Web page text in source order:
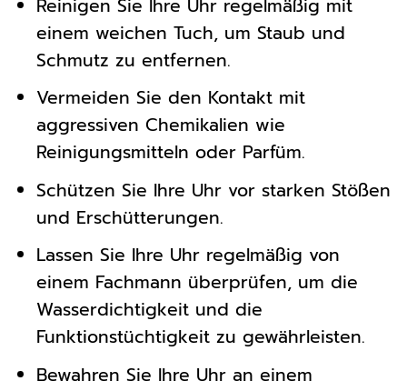
Reinigen Sie Ihre Uhr regelmäßig mit
einem weichen Tuch, um Staub und
Schmutz zu entfernen.
Vermeiden Sie den Kontakt mit
aggressiven Chemikalien wie
Reinigungsmitteln oder Parfüm.
Schützen Sie Ihre Uhr vor starken Stößen
und Erschütterungen.
Lassen Sie Ihre Uhr regelmäßig von
einem Fachmann überprüfen, um die
Wasserdichtigkeit und die
Funktionstüchtigkeit zu gewährleisten.
Bewahren Sie Ihre Uhr an einem